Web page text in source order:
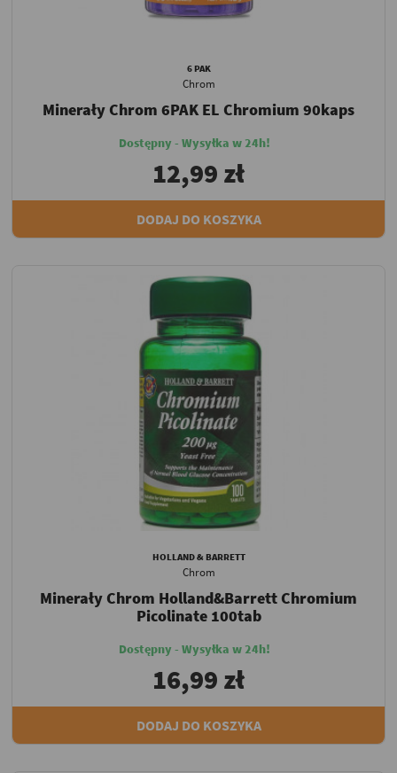
6 PAK
Chrom
Minerały Chrom 6PAK EL Chromium 90kaps
Dostępny - Wysyłka w 24h!
12,99 zł
DODAJ DO KOSZYKA
HOLLAND & BARRETT
Chrom
Minerały Chrom Holland&Barrett Chromium
Picolinate 100tab
Dostępny - Wysyłka w 24h!
16,99 zł
DODAJ DO KOSZYKA